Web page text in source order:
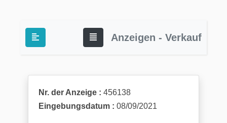
Anzeigen - Verkauf
Nr. der Anzeige : 456138
Eingebungsdatum : 08/09/2021